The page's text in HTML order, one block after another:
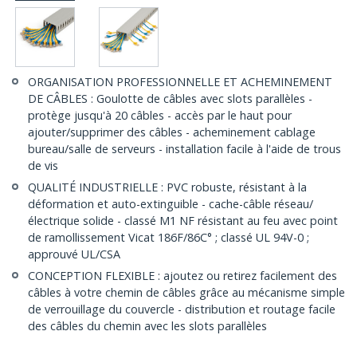
ORGANISATION PROFESSIONNELLE ET ACHEMINEMENT
DE CÂBLES : Goulotte de câbles avec slots parallèles -
protège jusqu'à 20 câbles - accès par le haut pour
ajouter/supprimer des câbles - acheminement cablage
bureau/salle de serveurs - installation facile à l'aide de trous
de vis
QUALITÉ INDUSTRIELLE : PVC robuste, résistant à la
déformation et auto-extinguible - cache-câble réseau/
électrique solide - classé M1 NF résistant au feu avec point
de ramollissement Vicat 186F/86C° ; classé UL 94V-0 ;
approuvé UL/CSA
CONCEPTION FLEXIBLE : ajoutez ou retirez facilement des
câbles à votre chemin de câbles grâce au mécanisme simple
de verrouillage du couvercle - distribution et routage facile
des câbles du chemin avec les slots parallèles